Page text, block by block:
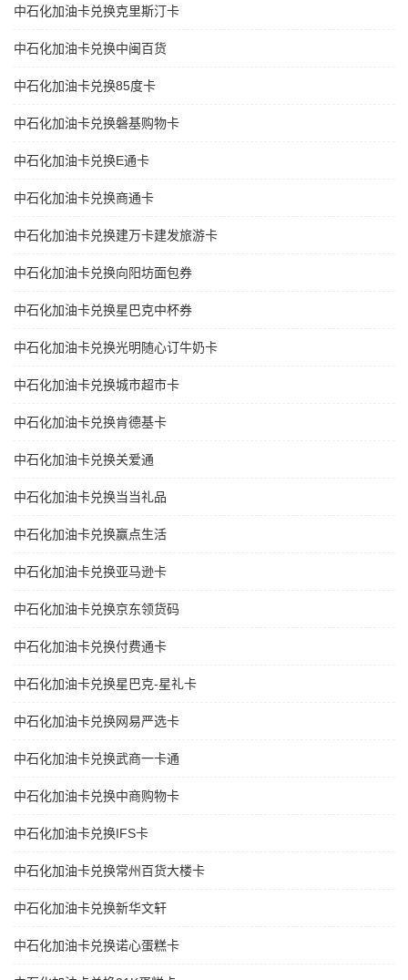
中石化加油卡兑换克里斯汀卡
中石化加油卡兑换中闽百货
中石化加油卡兑换85度卡
中石化加油卡兑换磐基购物卡
中石化加油卡兑换E通卡
中石化加油卡兑换商通卡
中石化加油卡兑换建万卡建发旅游卡
中石化加油卡兑换向阳坊面包券
中石化加油卡兑换星巴克中杯券
中石化加油卡兑换光明随心订牛奶卡
中石化加油卡兑换城市超市卡
中石化加油卡兑换肯德基卡
中石化加油卡兑换关爱通
中石化加油卡兑换当当礼品
中石化加油卡兑换赢点生活
中石化加油卡兑换亚马逊卡
中石化加油卡兑换京东领货码
中石化加油卡兑换付费通卡
中石化加油卡兑换星巴克-星礼卡
中石化加油卡兑换网易严选卡
中石化加油卡兑换武商一卡通
中石化加油卡兑换中商购物卡
中石化加油卡兑换IFS卡
中石化加油卡兑换常州百货大楼卡
中石化加油卡兑换新华文轩
中石化加油卡兑换诺心蛋糕卡